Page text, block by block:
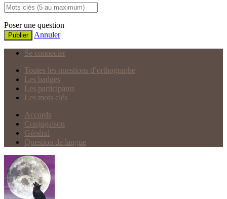
Poser une question
Publier Annuler
Se connecter
Toutes les questions d’orthographe
Les badges
Les participants
Les mots clés
Accords
Conjugaison
Général
Question de langue